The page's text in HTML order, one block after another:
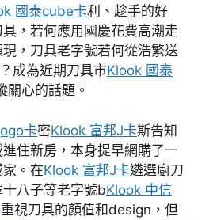
國泰cube卡利、趁手的好
，若何應用國慶花費高潮走
，刀具老字號若何從浩繁送
成為近期刀具市Klook 國泰
關心的話題。
卡密Klook 富邦J卡斯告知
住新房，本身提早網購了一
。在Klook 富邦J卡遴選廚刀
八子等老字號bKlook 中信
視刀具的顏值和design，但